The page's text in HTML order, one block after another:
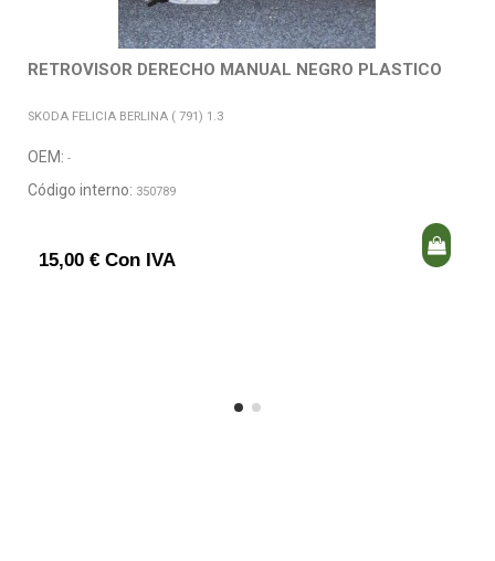
RETROVISOR DERECHO MANUAL NEGRO PLASTICO
SKODA FELICIA BERLINA ( 791) 1.3
OEM: -
Código interno: 350789
15,00 € Con IVA